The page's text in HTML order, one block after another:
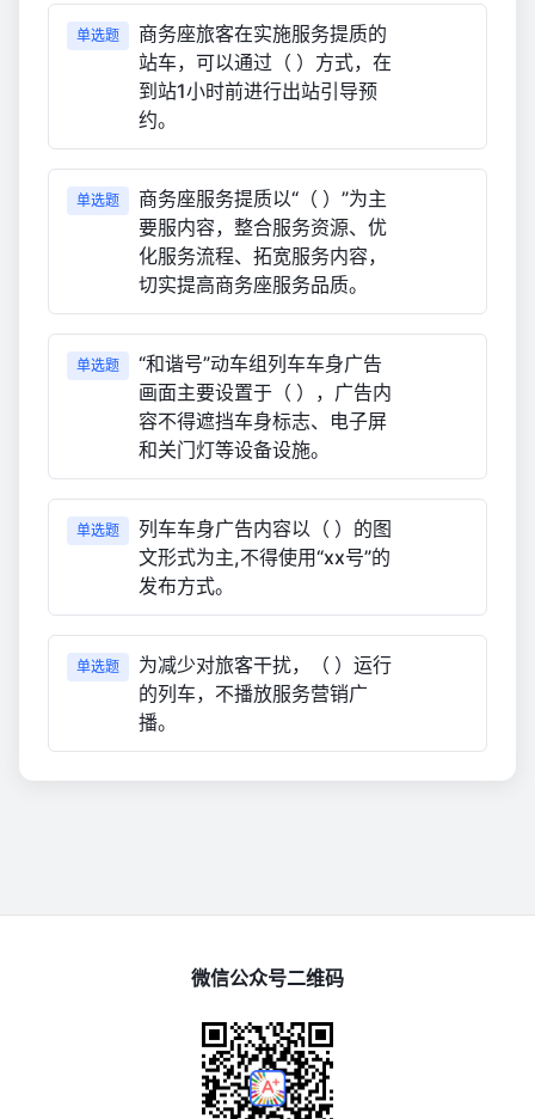
单选题
商务座旅客在实施服务提质的
站车，可以通过（ ）方式，在
到站1小时前进行出站引导预
约。
单选题
商务座服务提质以“（ ）”为主
要服内容，整合服务资源、优
化服务流程、拓宽服务内容，
切实提高商务座服务品质。
单选题
“和谐号”动车组列车车身广告
画面主要设置于（ ），广告内
容不得遮挡车身标志、电子屏
和关门灯等设备设施。
单选题
列车车身广告内容以（ ）的图
文形式为主,不得使用“xx号”的
发布方式。
单选题
为减少对旅客干扰，（ ）运行
的列车，不播放服务营销广
播。
微信公众号二维码